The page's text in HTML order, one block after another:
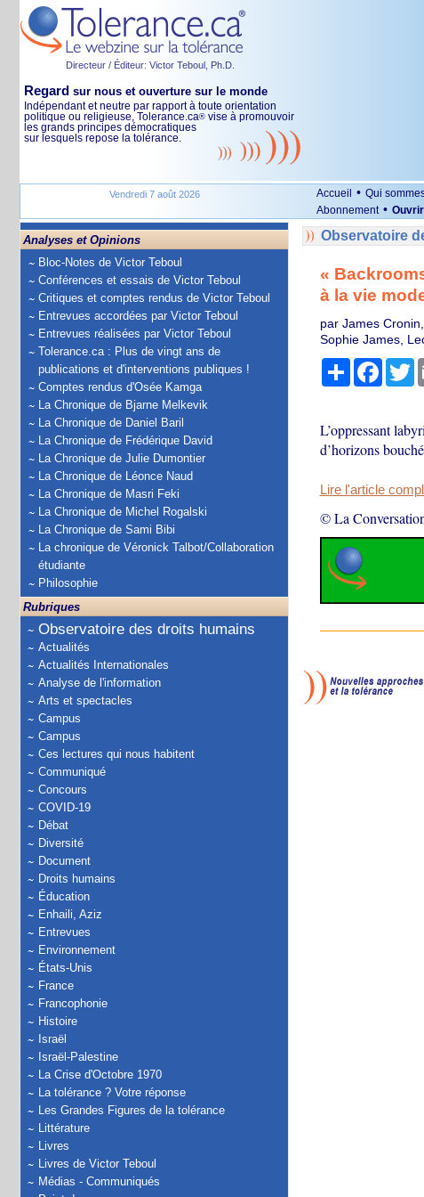
Directeur / Éditeur: Victor Teboul, Ph.D.
Regard sur nous et ouverture sur le monde
Indépendant et neutre par rapport à toute orientation
politique ou religieuse, Tolerance.ca® vise à promouvoir
les grands principes démocratiques
sur lesquels repose la tolérance.
Vendredi 7 août 2026 Accueil • Qui
Abonnement •
Analyses et Opinions
Bloc-Notes de Victor Teboul
Conférences et essais de Victor Teboul
Critiques et comptes rendus de Victor Teboul
Entrevues accordées par Victor Teboul
Entrevues réalisées par Victor Teboul
Tolerance.ca : Plus de vingt ans de
publications et d'interventions publiques !
Comptes rendus d'Osée Kamga
La Chronique de Bjarne Melkevik
La Chronique de Daniel Baril
La Chronique de Frédérique David
La Chronique de Julie Dumontier
La Chronique de Léonce Naud
La Chronique de Masri Feki
La Chronique de Michel Rogalski
La Chronique de Sami Bibi
La chronique de Véronick Talbot/Collaboration
étudiante
Philosophie
Rubriques
Observatoire des droits humains
Actualités
Actualités Internationales
Analyse de l'information
Arts et spectacles
Campus
Campus
Ces lectures qui nous habitent
Communiqué
Concours
COVID-19
Débat
Diversité
Document
Droits humains
Éducation
Enhaili, Aziz
Entrevues
Environnement
États-Unis
France
Francophonie
Histoire
Israël
Israël-Palestine
La Crise d'Octobre 1970
La tolérance ? Votre réponse
Les Grandes Figures de la tolérance
Littérature
Livres
Livres de Victor Teboul
Médias - Communiqués
Observatoire
«
à la vie
par James
Sophie James,
Partager
L’oppressant
d’horizons
Lire l'article
© La